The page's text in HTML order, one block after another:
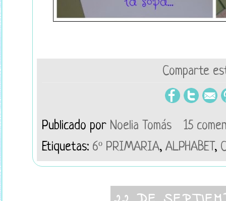
Comparte
Publicado por Noelia Tomás
15
Etiquetas: 6º PRIMARIA, ALPHABET,